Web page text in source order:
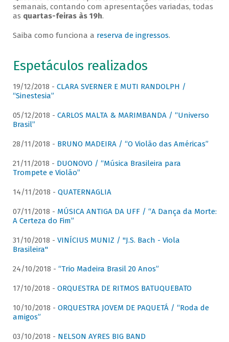
semanais, contando com apresentações variadas, todas
as quartas-feiras às 19h.
Saiba como funciona a reserva de ingressos.
Espetáculos realizados
19/12/2018 - CLARA SVERNER E MUTI RANDOLPH /
“Sinestesia”
05/12/2018 - CARLOS MALTA & MARIMBANDA / “Universo
Brasil”
28/11/2018 - BRUNO MADEIRA / “O Violão das Américas”
21/11/2018 - DUONOVO / “Música Brasileira para
Trompete e Violão”
14/11/2018 - QUATERNAGLIA
07/11/2018 - MÚSICA ANTIGA DA UFF / “A Dança da Morte:
A Certeza do Fim”
31/10/2018 - VINÍCIUS MUNIZ / "J.S. Bach - Viola
Brasileira"
24/10/2018 - “Trio Madeira Brasil 20 Anos”
17/10/2018 - ORQUESTRA DE RITMOS BATUQUEBATO
10/10/2018 - ORQUESTRA JOVEM DE PAQUETÁ / “Roda de
amigos”
03/10/2018 - NELSON AYRES BIG BAND